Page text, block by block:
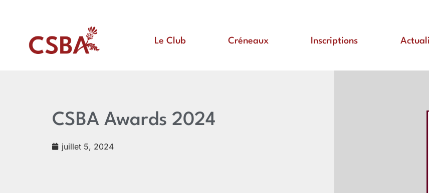
Le Club Créneaux Inscriptions
CSBA Awards 2024
juillet 5, 2024